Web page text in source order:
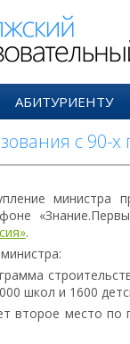
АБИТУРИЕНТУ
с 90-х
министра
.
школ и 1600
второе место по